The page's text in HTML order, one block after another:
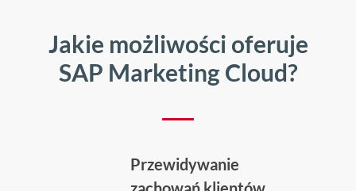
Jakie możliwości oferuje
SAP Marketing Cloud?
Przewidywanie